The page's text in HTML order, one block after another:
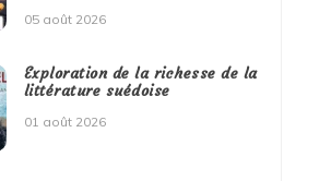
05 août 2026
Exploration de la richesse de la
littérature suédoise
01 août 2026